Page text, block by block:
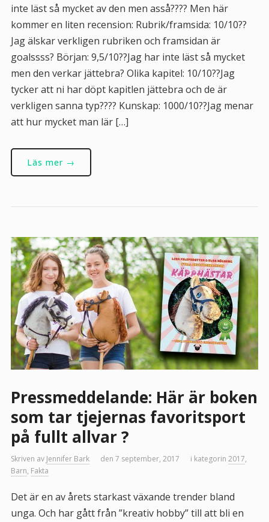
inte läst så mycket av den men asså???? Men här
kommer en liten recension: Rubrik/framsida: 10/10??
Jag älskar verkligen rubriken och framsidan är
goalssss? Början: 9,5/10??Jag har inte läst så mycket
men den verkar jättebra? Olika kapitel: 10/10??Jag
tycker att ni har döpt kapitlen jättebra och de är
verkligen sanna typ???? Kunskap: 1000/10??Jag menar
att hur mycket man lär […]
Läs mer →
Pressmeddelande: Här är boken
som tar tjejernas favoritsport
på fullt allvar ?
Skriven av Jennifer Bark den 7 september, 2017 i kategorin 2017,
Barn, Fakta
Det är en av årets starkast växande trender bland
unga. Och har gått från ”kreativ hobby” till att bli en